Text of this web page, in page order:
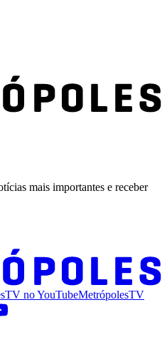
mais importantes e receber
noYouTubeMetrópolesTV